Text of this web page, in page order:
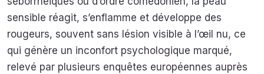
sensible réagit, s’enflamme et développe des
rougeurs, souvent sans lésion visible à l’œil nu, ce
qui génère un inconfort psychologique marqué,
relevé par plusieurs enquêtes européennes auprès